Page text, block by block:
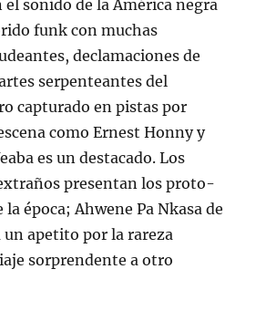
sonido de la América negra
funk con muchas
declamaciones de
serpenteantes del
capturado en pistas por
como Ernest Honny y
es un destacado. Los
presentan los proto-
época; Ahwene Pa Nkasa de
apetito por la rareza
sorprendente a otro